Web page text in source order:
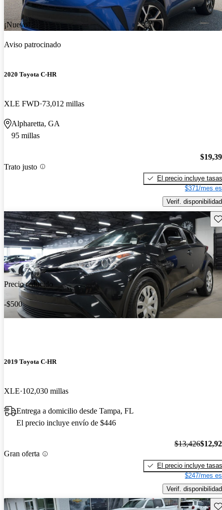
¡Nuevo!
Aviso patrocinado
2020 Toyota C-HR
XLE FWD 73,012 millas
Alpharetta, GA
95 millas
Trato justo
El precio incluye tasas
$371/mes
Verif. disponibilidad
Precio reducido
-$500
2019 Toyota C-HR
XLE 102,030 millas
Entrega a domicilio desde Tampa, FL
El precio incluye envío de $446
Gran oferta
$13,426
El precio incluye tasas
$247/mes
Verif. disponibilidad